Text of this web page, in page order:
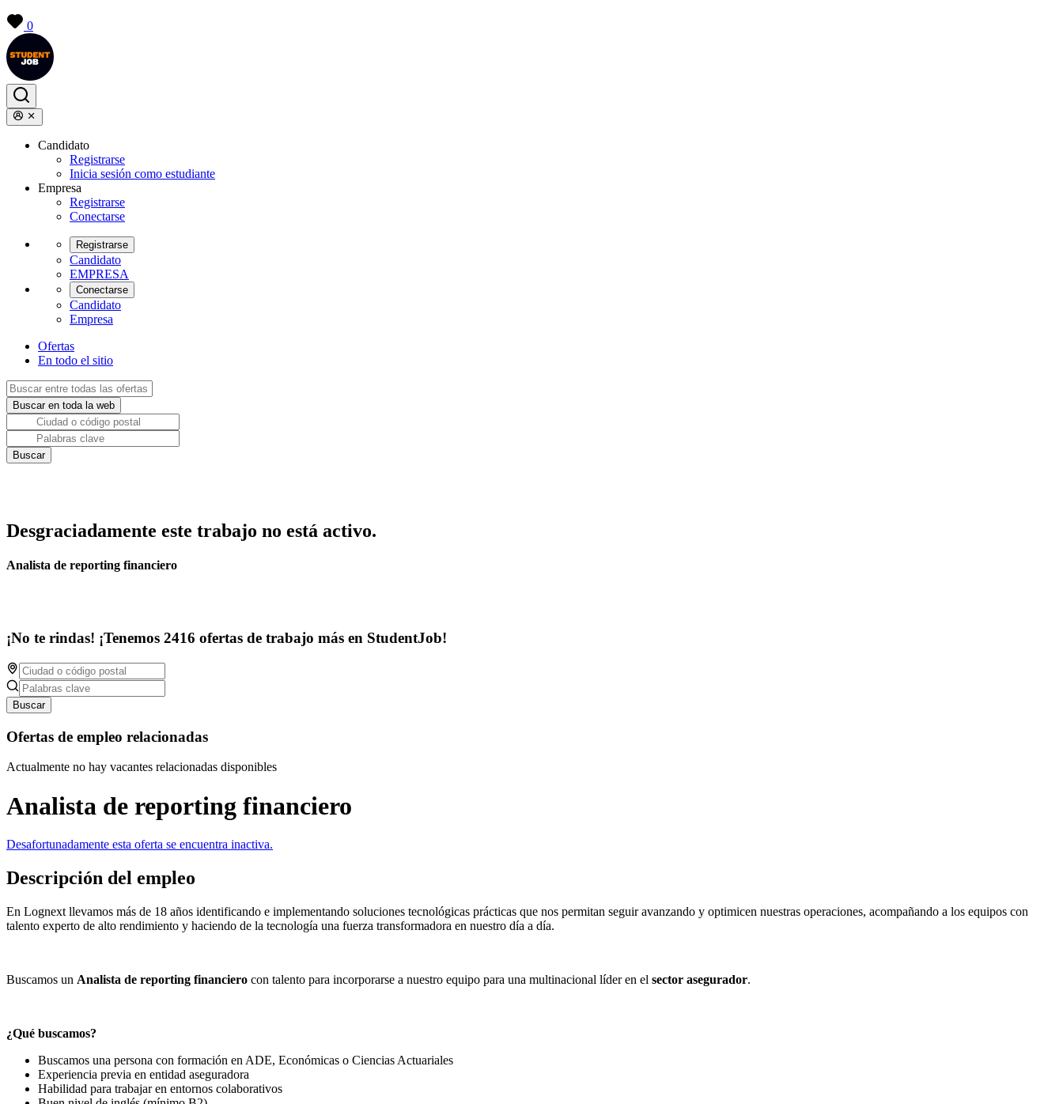
0
Candidato
Registrarse
Inicia sesión como estudiante
Empresa
Registrarse
Conectarse
Registrarse
Candidato
EMPRESA
Conectarse
Candidato
Empresa
Ofertas
En todo el sitio
Desgraciadamente este trabajo no está activo.
Analista de reporting financiero
¡No te rindas! ¡Tenemos 2416 ofertas de trabajo más en StudentJob!
Buscar
Ofertas de empleo relacionadas
Actualmente no hay vacantes relacionadas disponibles
Analista de reporting financiero
Desafortunadamente esta oferta se encuentra inactiva.
Descripción del empleo
En Lognext llevamos más de 18 años identificando e implementando soluciones tecnológicas prácticas que nos permitan seguir avanzando y optimicen nuestras operaciones, acompañando a los equipos con
talento experto de alto rendimiento y haciendo de la tecnología una fuerza transformadora en nuestro día a día.
Buscamos un Analista de reporting financiero con talento para incorporarse a nuestro equipo para una multinacional líder en el sector asegurador.
¿Qué buscamos?
Buscamos una persona con formación en ADE, Económicas o Ciencias Actuariales
Experiencia previa en entidad aseguradora
Habilidad para trabajar en entornos colaborativos